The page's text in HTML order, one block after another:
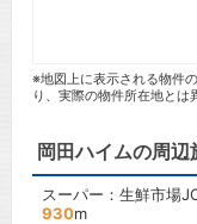
※地図上に表示される物件
り、実際の物件所在地とは
岡田ハイムの周辺
スーパー：生鮮市場
930m